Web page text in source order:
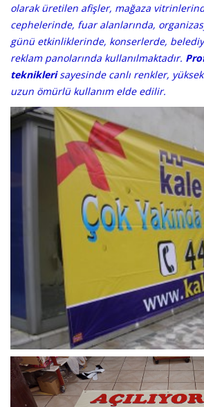
olarak üretilen afişler, mağaza
cephelerinde, fuar alanlarında,
günü etkinliklerinde, konserlerde,
reklam panolarında kullanılmaktadır.
tekniklerisayesinde canlı renkler,
uzun ömürlü kullanım elde edilir.